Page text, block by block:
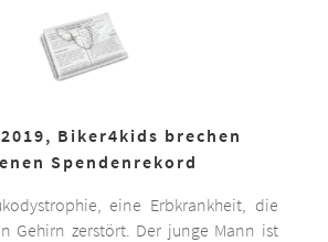
Biker4kids brechen
Spendenrekord
eine Erbkrankheit, die
Gehirn zerstört. Der junge Mann ist